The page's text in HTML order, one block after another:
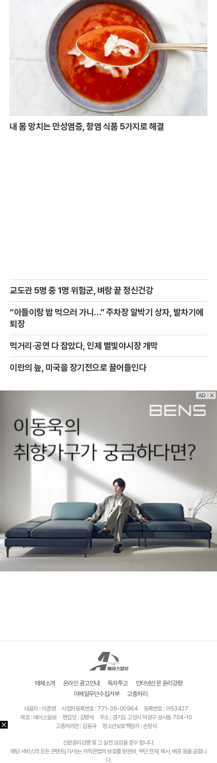
내 몸 망치는 만성염증, 항염 식품 5가지로 해결
교도관 5명 중 1명 위험군, 벼랑 끝 정신건강
“아들이랑 밥 먹으러 가니…” 주차장 알박기 상자, 발차기에
퇴장
먹거리·공연 다 잡았다, 인제 별빛야시장 개막
이란의 늪, 미국을 장기전으로 끌어들인다
매체소개 온라인 광고안내 독자투고
인터넷신문 윤리강령
이메일무단수집거부
고충처리
대표자 : 이준영 사업자등록번호 : 771-36-00964
등록번호 : 아53427
제호 : 에이스일보
편집인 : 강명석
주소 : 경기도 고양시 덕양구 성사동 704-10
고충처리인 : 김동국
청소년보호책임자 : 손정식
신문윤리강령 및 그 실천 요강을 준수 합니다.
해당 서비스의 모든 콘텐트(기사)는 저작권법의 보호를 받은바, 무단 전재, 복사, 배포 등을 금합니
다.